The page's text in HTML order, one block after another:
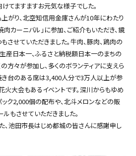
てますますお元気な様子でした。
がり、北空知信用金庫さんが10年にわたり
カーニバル」に参加、ご紹介もいただき、鏡
させていただきました。牛肉、豚肉、鶏肉の
産日本一、ふるさと納税額日本一のまちの
方々が参加し、多くのボランティアに支えら
き台のある席は3,400人分で3万人以上が参
火大会もあるイベントです。深川からもゆめ
ク2,000個の配布や、北斗メロンなどの販
もさせていただきました。
、池田市長はじめ都城の皆さんに感謝申し